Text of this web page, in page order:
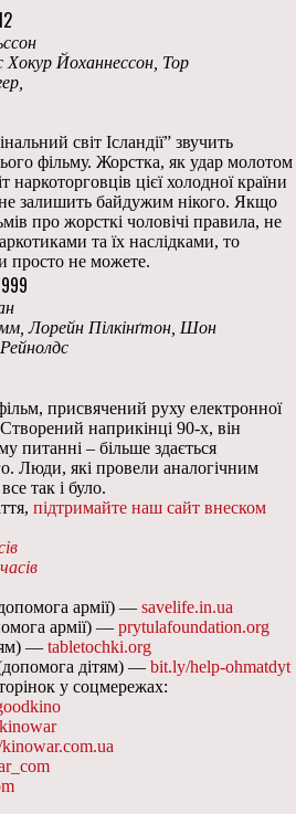
Хокур Йоханнессон, Тор
світ Ісландії” звучить
фільму. Жорстка, як удар молотом
цієї холодної країни
залишить байдужим нікого. Якщо
про жорсткі чоловічі правила, не
та їх наслідками, то
просто не можете.
Лорейн Пілкінґтон, Шон
присвячений руху електронної
наприкінці 90-х, він
питанні – більше здається
Люди, які провели аналогічним
так і було.
підтримайте наш сайт внеском
армії) — savelife.in.ua
армії) — prytulafoundation.org
— tabletochki.org
дітям) — bit.ly/help-ohmatdyt
у соцмережах: